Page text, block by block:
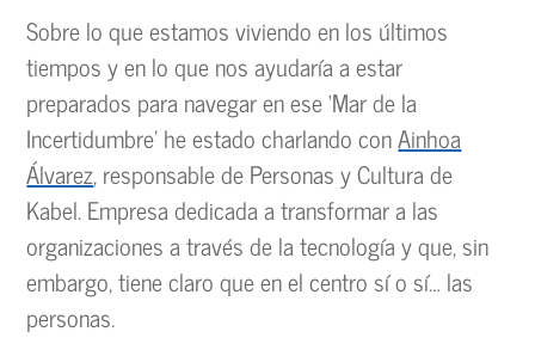
Sobre lo que estamos viviendo en los últimos
tiempos y en lo que nos ayudaría a estar
preparados para navegar en ese ‘Mar de la
Incertidumbre’ he estado charlando conAinhoa
Álvarez, responsable de Personas y Cultura de
Kabel. Empresa dedicada a transformar a las
organizaciones a través de la tecnología y que, sin
embargo, tiene claro que en el centro sí o sí… las
personas.